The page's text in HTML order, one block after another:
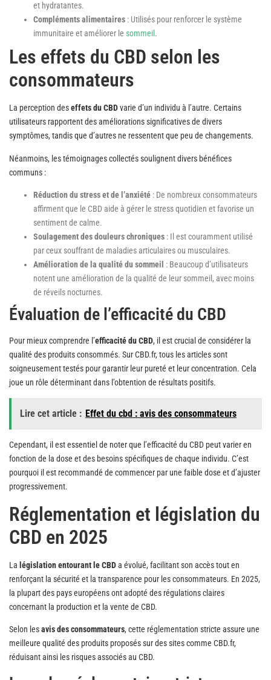
et hydratantes.
Compléments alimentaires : Utilisés pour renforcer le système
immunitaire et améliorer le sommeil .
Les effets du CBD selon les
consommateurs
La perception deseffets du CBDvarie d’un individu à l’autre. Certains
utilisateurs rapportent des améliorations significatives de divers
symptômes, tandis que d’autres ne ressentent que peu de changements.
Néanmoins, les témoignages collectés soulignent divers bénéfices
communs :
Réduction du stress et de l’anxiété : De nombreux consommateurs
affirment que le CBD aide à gérer le stress quotidien et favorise un
sentiment de calme.
Soulagement des douleurs chroniques : Il est couramment utilisé
par ceux souffrant de maladies articulaires ou musculaires.
Amélioration de la qualité du sommeil : Beaucoup d’utilisateurs
notent une amélioration de la qualité de leur sommeil, avec moins
de réveils nocturnes.
Évaluation de l’efficacité du CBD
Pour mieux comprendre l’efficacité du CBD, il est crucial de considérer la
qualité des produits consommés. Sur CBD.fr, tous les articles sont
soigneusement testés pour garantir leur pureté et leur concentration. Cela
joue un rôle déterminant dans l’obtention de résultats positifs.
Lire cet article : Effet du cbd : avis des consommateurs
Cependant, il est essentiel de noter que l’efficacité du CBD peut varier en
fonction de la dose et des besoins spécifiques de chaque individu. C’est
pourquoi il est recommandé de commencer par une faible dose et d’ajuster
progressivement.
Réglementation et législation du
CBD en 2025
La législation entourant le CBDa évolué, facilitant son accès tout en
renforçant la sécurité et la transparence pour les consommateurs. En 2025,
la plupart des pays européens ont adopté des régulations claires
concernant la production et la vente de CBD.
Selon lesavis des consommateurs, cette réglementation stricte assure une
meilleure qualité des produits proposés sur des sites comme CBD.fr,
réduisant ainsi les risques associés au CBD.